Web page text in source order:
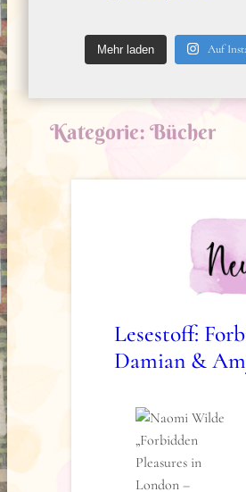
Mehr laden Auf
Kategorie: Bücher
Lesestoff:
Damian &